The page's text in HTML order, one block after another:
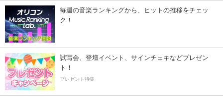
毎週の音楽ランキングから、ヒットの推移をチェッ
ク！
試写会、登壇イベント、サインチェキなどプレゼン
ト！
プレゼント特集